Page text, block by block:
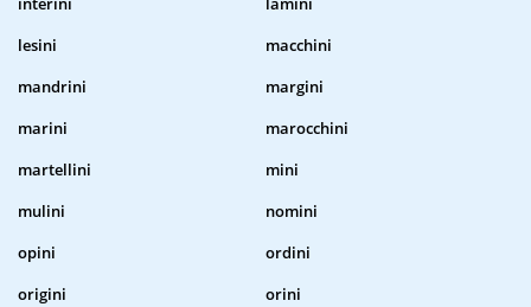
lesini
macchini
mandrini
margini
marini
marocchini
martellini
mini
mulini
nomini
opini
ordini
origini
orini